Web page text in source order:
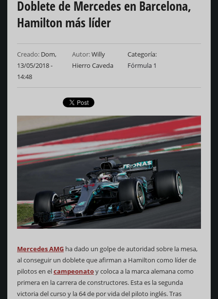
Doblete de Mercedes en Barcelona,
Hamilton más líder
Creado: Dom,
13/05/2018 -
14:48
Autor:Willy
Hierro Caveda
Categoría
Fórmula 1
Mercedes AMG ha dado un golpe de autoridad sobre la mesa,
al conseguir un doblete que afirman a Hamilton como líder de
pilotos en elcampeonatoy coloca a la marca alemana como
primera en la carrera de constructores. Esta es la segunda
victoria del curso y la 64 de por vida del piloto inglés. Tras